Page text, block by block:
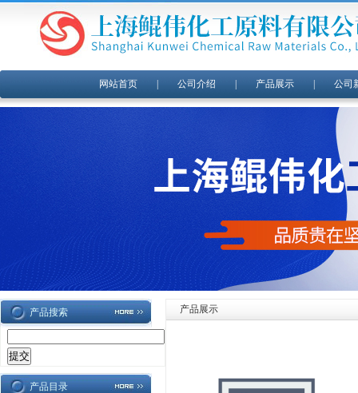
网站首页 公司介绍 产品展示 公司
产品搜索
产品目录
产品展示